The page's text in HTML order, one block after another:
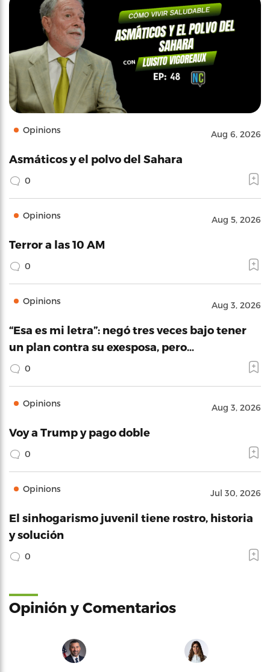
Opinions Aug 6, 2026
Asmáticos y el polvo del Sahara
0
Opinions Aug 5, 2026
Terror a las 10 AM
0
Opinions Aug 3, 2026
“Esa es mi letra”: negó tres veces bajo tener
un plan contra su exesposa, pero…
0
Opinions Aug 3, 2026
Voy a Trump y pago doble
0
Opinions Jul 30, 2026
El sinhogarismo juvenil tiene rostro, historia
y solución
0
Opinión y Comentarios